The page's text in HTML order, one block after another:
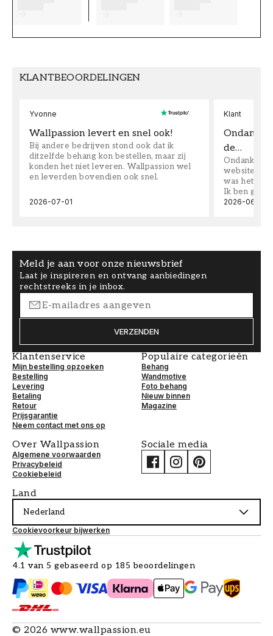
KLANTBEOORDELINGEN
Yvonne
Wallpassion levert en snel ook!
Bij andere bedrijven stond ook dat ik
ditzelfde behang kon bestellen, maar zij
konden het niet leveren. Wallpassion wel
en leverden bovendien ook snel.
2026-07-01
Klant
Ondanks
de…
Ondanks
website
was het
Ik ben
2026-06-08
Meld je aan voor onze nieuwsbrief
Laat je inspireren en ontvang aanbiedingen
rechtstreeks in je inbox.
VERZENDEN
Klantenservice
Mijn bestelling opzoeken
Bestelling
Levering
Betaling
Retour
Prijsgarantie
Neem contact met ons op
Populaire categorieën
Behang
Wandmotive
Foto behang
Nieuw binnen
Magazine
Over Wallpassion
Algemene voorwaarden
Privacybeleid
Cookiebeleid
Sociale media
Land
Nederland
Cookievoorkeur bijwerken
4.1 van 5 gebaseerd op 185 beoordelingen
© 2026 www.wallpassion.eu